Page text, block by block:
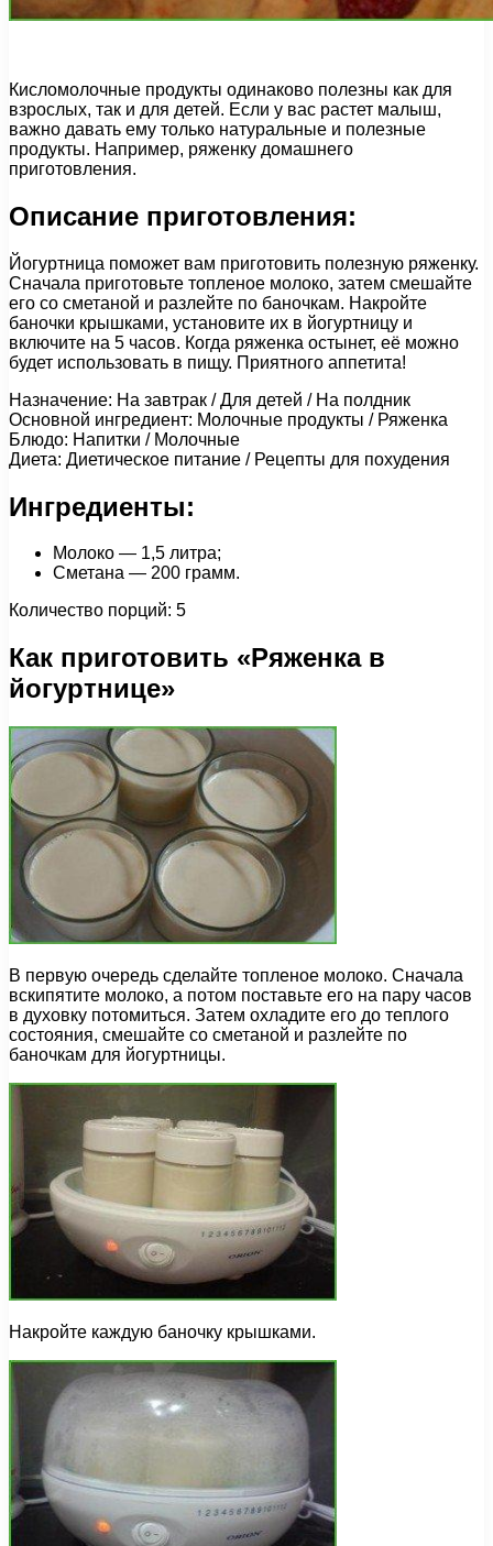
Кисломолочные продукты одинаково полезны как для
взрослых, так и для детей. Если у вас растет малыш,
важно давать ему только натуральные и полезные
продукты. Например, ряженку домашнего
приготовления.
Описание приготовления:
Йогуртница поможет вам приготовить полезную ряженку.
Сначала приготовьте топленое молоко, затем смешайте
его со сметаной и разлейте по баночкам. Накройте
баночки крышками, установите их в йогуртницу и
включите на 5 часов. Когда ряженка остынет, её можно
будет использовать в пищу. Приятного аппетита!
Назначение: На завтрак / Для детей / На полдник
Основной ингредиент: Молочные продукты / Ряженка
Блюдо: Напитки / Молочные
Диета: Диетическое питание / Рецепты для похудения
Ингредиенты:
Молоко — 1,5 литра;
Сметана — 200 грамм.
Количество порций: 5
Как приготовить «Ряженка в
йогуртнице»
В первую очередь сделайте топленое молоко. Сначала
вскипятите молоко, а потом поставьте его на пару часов
в духовку потомиться. Затем охладите его до теплого
состояния, смешайте со сметаной и разлейте по
баночкам для йогуртницы.
Накройте каждую баночку крышками.